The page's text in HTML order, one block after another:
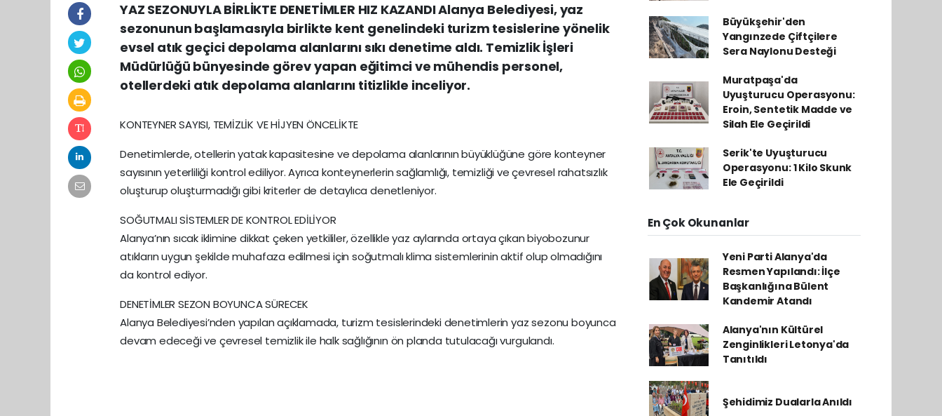
YAZ SEZONUYLA BİRLİKTE DENETİMLER HIZ KAZANDI Alanya Belediyesi, yaz
sezonunun başlamasıyla birlikte kent genelindeki turizm tesislerine yönelik
evsel atık geçici depolama alanlarını sıkı denetime aldı. Temizlik İşleri
Müdürlüğü bünyesinde görev yapan eğitimci ve mühendis personel,
otellerdeki atık depolama alanlarını titizlikle inceliyor.
KONTEYNER SAYISI, TEMİZLİK VE HİJYEN ÖNCELİKTE
Denetimlerde, otellerin yatak kapasitesine ve depolama alanlarının büyüklüğüne göre konteyner
sayısının yeterliliği kontrol ediliyor. Ayrıca konteynerlerin sağlamlığı, temizliği ve çevresel rahatsızlık
oluşturup oluşturmadığı gibi kriterler de detaylıca denetleniyor.
SOĞUTMALI SİSTEMLER DE KONTROL EDİLİYOR
Alanya’nın sıcak iklimine dikkat çeken yetkililer, özellikle yaz aylarında ortaya çıkan biyobozunur
atıkların uygun şekilde muhafaza edilmesi için soğutmalı klima sistemlerinin aktif olup olmadığını
da kontrol ediyor.
DENETİMLER SEZON BOYUNCA SÜRECEK
Alanya Belediyesi’nden yapılan açıklamada, turizm tesislerindeki denetimlerin yaz sezonu boyunca
devam edeceği ve çevresel temizlik ile halk sağlığının ön planda tutulacağı vurgulandı.
Büyükşehir'den
Yangınzede Çiftçilere
Sera Naylonu Desteği
Muratpaşa'da
Uyuşturucu Operasyonu:
Eroin, Sentetik Madde ve
Silah Ele Geçirildi
Serik'te Uyuşturucu
Operasyonu: 1 Kilo Skunk
Ele Geçirildi
En Çok Okunanlar
Yeni Parti Alanya'da
Resmen Yapılandı: İlçe
Başkanlığına Bülent
Kandemir Atandı
Alanya'nın Kültürel
Zenginlikleri Letonya'da
Tanıtıldı
Şehidimiz Dualarla Anıldı